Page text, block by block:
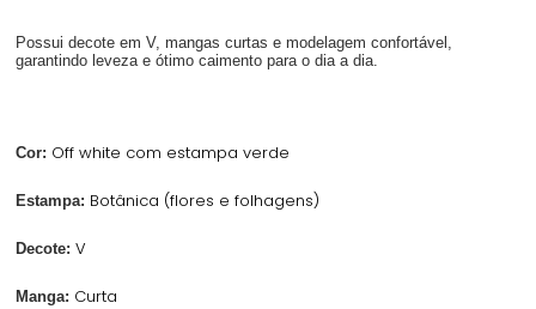
Possui decote em V, mangas curtas e modelagem confortável,
garantindo leveza e ótimo caimento para o dia a dia.
Cor: Off white com estampa verde
Estampa: Botânica (flores e folhagens)
Decote: V
Manga: Curta